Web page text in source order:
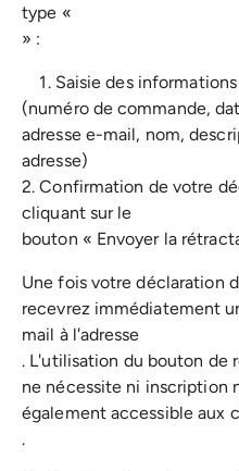
type «
» :
1. Saisie des
(numéro de commande,
adresse e-mail, nom,
adresse)
2. Confirmation de votre
cliquant sur le
bouton « Envoyer la
Une fois votre déclaration
recevrez immédiatement
mail à l'adresse
. L'utilisation du bouton de
ne nécessite ni inscription
également accessible aux
.